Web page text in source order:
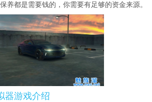
养都是需要钱的，你需要有足够的资金来源。
器游戏介绍